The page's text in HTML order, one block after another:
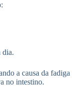
dia.
a causa da fadiga
no intestino.